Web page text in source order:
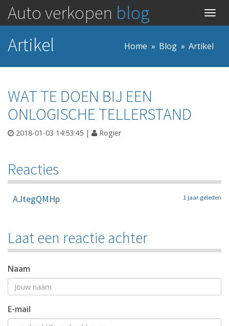
Auto verkopen blog
Artikel
Home Blog Artikel
WAT TE DOEN BIJ EEN
ONLOGISCHE TELLERSTAND
2018-01-03 14:53:45 | Rogier
Reacties
AJtegQMHp 1 jaar geleden
Laat een reactie achter
Naam
E-mail